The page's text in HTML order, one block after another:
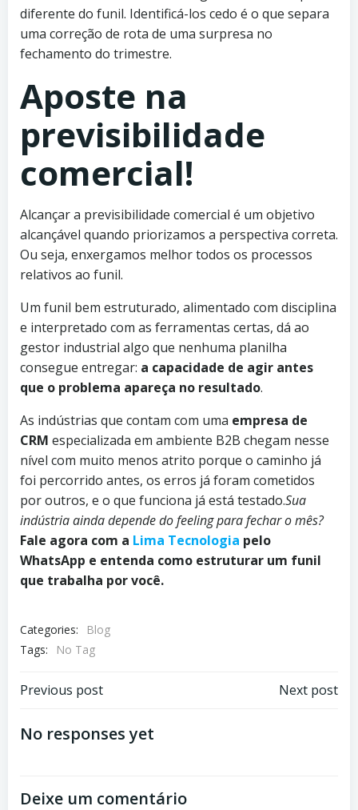
diferente do funil. Identificá-los cedo é o que separa
uma correção de rota de uma surpresa no
fechamento do trimestre.
Aposte na
previsibilidade
comercial!
Alcançar a previsibilidade comercial é um objetivo
alcançável quando priorizamos a perspectiva correta.
Ou seja, enxergamos melhor todos os processos
relativos ao funil.
Um funil bem estruturado, alimentado com disciplina
e interpretado com as ferramentas certas, dá ao
gestor industrial algo que nenhuma planilha
consegue entregar: a capacidade de agir antes
que o problema apareça no resultado.
As indústrias que contam com uma empresa de
CRM especializada em ambiente B2B chegam nesse
nível com muito menos atrito porque o caminho já
foi percorrido antes, os erros já foram cometidos
por outros, e o que funciona já está testado.Sua
indústria ainda depende do feeling para fechar o mês?
Fale agora com a Lima Tecnologia pelo
WhatsApp e entenda como estruturar um funil
que trabalha por você.
Categories:
Blog
Tags:
No Tag
Navegação
de
Previous post
Navegação
Next post
No responses yet
Deixe um comentário